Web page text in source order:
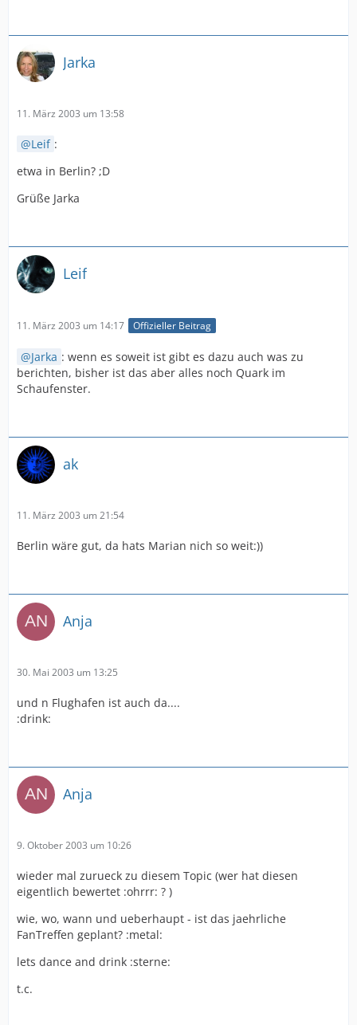
Jarka
11. März 2003 um 13:58
Leif :
etwa in Berlin? ;D
Grüße Jarka
Leif
11. März 2003 um 14:17 Offizieller Beitrag
Jarka : wenn es soweit ist gibt es dazu auch was zu
berichten, bisher ist das aber alles noch Quark im
Schaufenster.
ak
11. März 2003 um 21:54
Berlin wäre gut, da hats Marian nich so weit:))
Anja
30. Mai 2003 um 13:25
und n Flughafen ist auch da....
:drink:
Anja
9. Oktober 2003 um 10:26
wieder mal zurueck zu diesem Topic (wer hat diesen
eigentlich bewertet :ohrrr: ? )
wie, wo, wann und ueberhaupt - ist das jaehrliche
FanTreffen geplant? :metal:
lets dance and drink :sterne:
t.c.